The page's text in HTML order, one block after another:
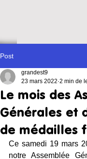
Post
Le mois des
Générales et
de médailles
grandest9
23 mars 2022 2 min de
Ce samedi 19 mars
notre Assemblée